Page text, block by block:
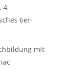
4
6er-
mit